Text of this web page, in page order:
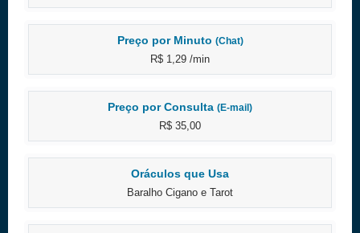
Preço por Minuto (Chat)
R$ 1,29 /min
Preço por Consulta (E-mail)
R$ 35,00
Oráculos que Usa
Baralho Cigano e Tarot